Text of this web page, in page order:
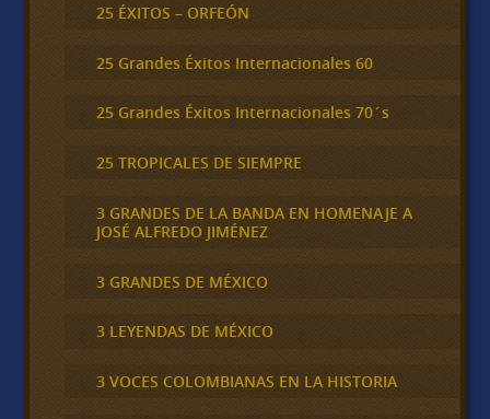
25 ÉXITOS – ORFEÓN
25 Grandes Éxitos Internacionales 60
25 Grandes Éxitos Internacionales 70´s
25 TROPICALES DE SIEMPRE
3 GRANDES DE LA BANDA EN HOMENAJE A
JOSÉ ALFREDO JIMÉNEZ
3 GRANDES DE MÉXICO
3 LEYENDAS DE MÉXICO
3 VOCES COLOMBIANAS EN LA HISTORIA